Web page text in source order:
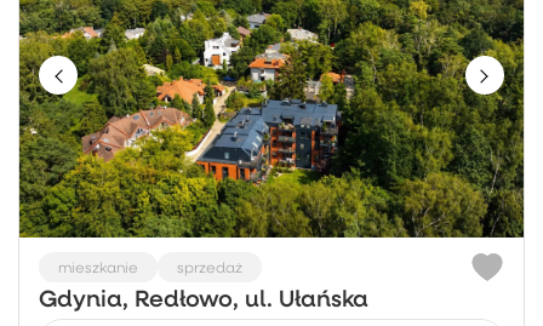
mieszkanie sprzedaż
Gdynia, Redłowo, ul. Ułańska